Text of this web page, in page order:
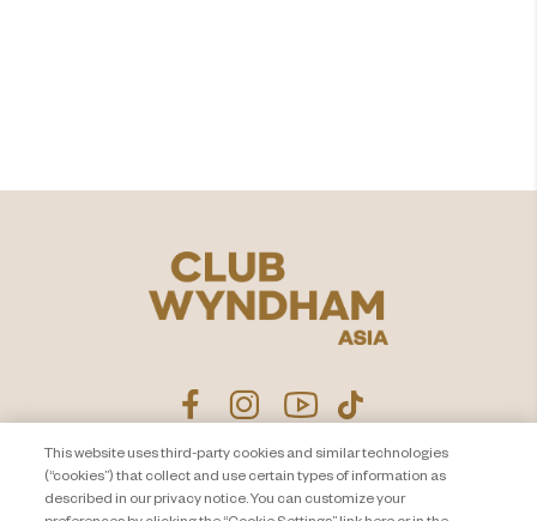
ประกาศนโยบายความเป็นส่วน
ติดต่อเรา
This website uses third-party cookies and similar technologies
(“cookies”) that collect and use certain types of information as
described in our privacy notice. You can customize your